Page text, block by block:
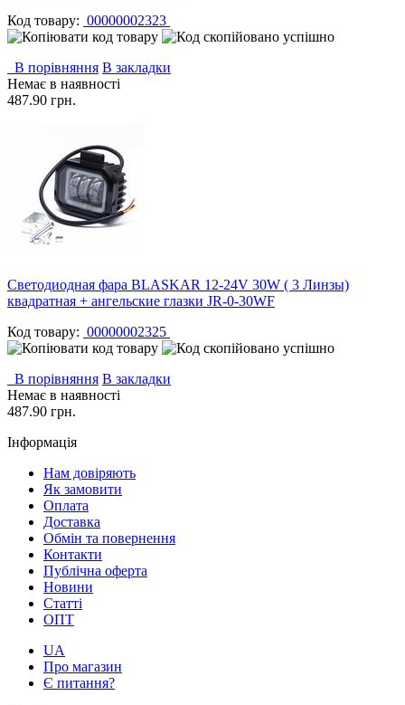
Код товару: 00000002323
В порівняння В закладки
Немає в наявності
487.90 грн.
Светодиодная фара BLASKAR 12-24V 30W ( 3 Линзы)
квадратная + ангельские глазки JR-0-30WF
Код товару: 00000002325
В порівняння В закладки
Немає в наявності
487.90 грн.
Інформація
Нам довіряють
Як замовити
Оплата
Доставка
Обмін та повернення
Контакти
Публічна оферта
Новини
Статті
ОПТ
UA
Про магазин
Є питання?